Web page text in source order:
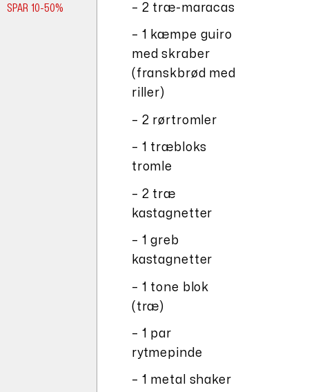
SPAR 10-50%
– 2 træ-maracas
– 1 kæmpe guiro
med skraber
(franskbrød med
riller)
– 2 rørtromler
– 1 træbloks
tromle
– 2 træ
kastagnetter
– 1 greb
kastagnetter
– 1 tone blok
(træ)
– 1 par
rytmepinde
– 1 metal shaker